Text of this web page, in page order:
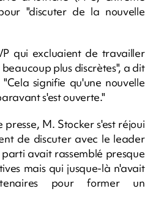
"discuter de la nouvelle
qui excluaient de travailler
plus discrètes", a dit
signifie qu'une nouvelle
s'est ouverte."
M. Stocker s'est réjoui
de discuter avec le leader
avait rassemblé presque
mais qui jusque-là n'avait
pour former un